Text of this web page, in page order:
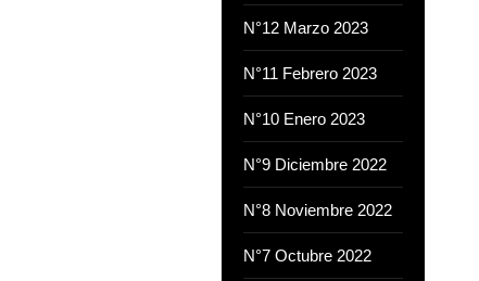
N°12 Marzo 2023
N°11 Febrero 2023
N°10 Enero 2023
N°9 Diciembre 2022
N°8 Noviembre 2022
N°7 Octubre 2022